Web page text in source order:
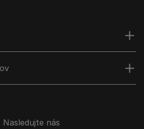
Nasledujte nás